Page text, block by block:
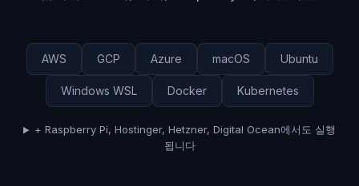
AWS GCP Azure macOS Ubuntu
Windows WSL Docker Kubernetes
+ Raspberry Pi, Hostinger, Hetzner, Digital Ocean에서도 실행
됩니다